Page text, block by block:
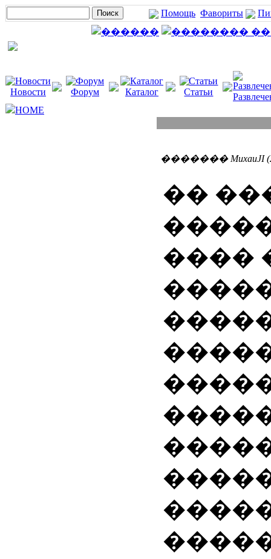
Помощь Фавориты
Новости Форум Каталог Статьи
HOME
������� MuxauJI
��
����